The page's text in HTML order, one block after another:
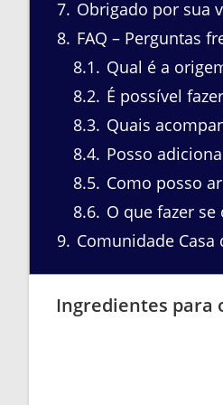
7 Obrigado por sua
8 FAQ – Perguntas
8.1
Qual é a
8.2 É possível
8.3 Quais
8.4 Posso
8.5 Como posso
8.6 O que fazer
9 Comunidade Casa
Ingredientes para